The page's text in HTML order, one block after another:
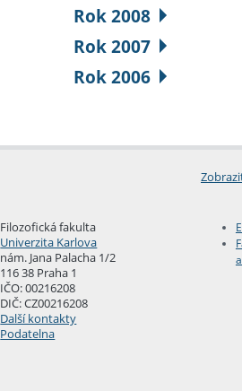
Rok 2008
Rok 2007
Rok 2006
Filozofická fakulta
Univerzita Karlova
nám. Jana Palacha 1/2
116 38 Praha 1
IČO: 00216208
DIČ: CZ00216208
Další kontakty
Podatelna